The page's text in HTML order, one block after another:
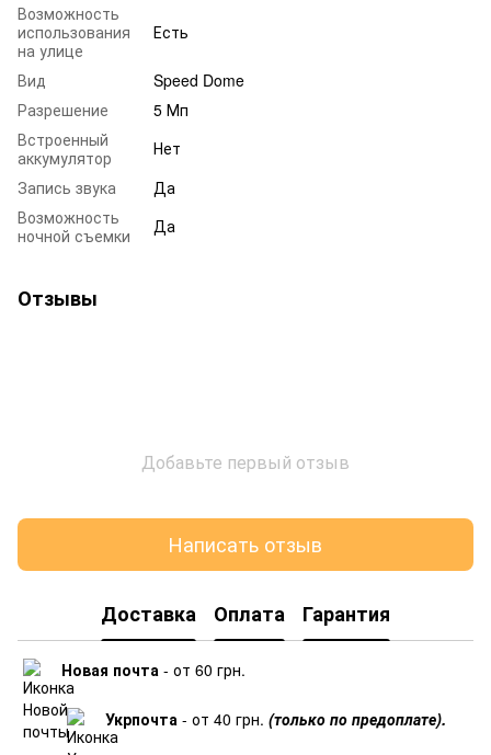
Возможность
использования
на улице
Есть
Вид
Speed Dome
Разрешение
5 Мп
Встроенный
аккумулятор
Нет
Запись звука
Да
Возможность
ночной съемки
Да
Отзывы
Добавьте первый отзыв
Написать отзыв
Доставка Оплата Гарантия
Новая почта - от 60 грн.
Укрпочта - от 40 грн. (только по предоплате).